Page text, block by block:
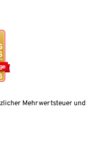
Mehrwertsteuer und